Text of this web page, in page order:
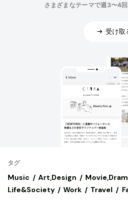
さまざまなテーマで週3〜4回
受け取
タグ
Music Art,Design
Life&Society
Work Travel